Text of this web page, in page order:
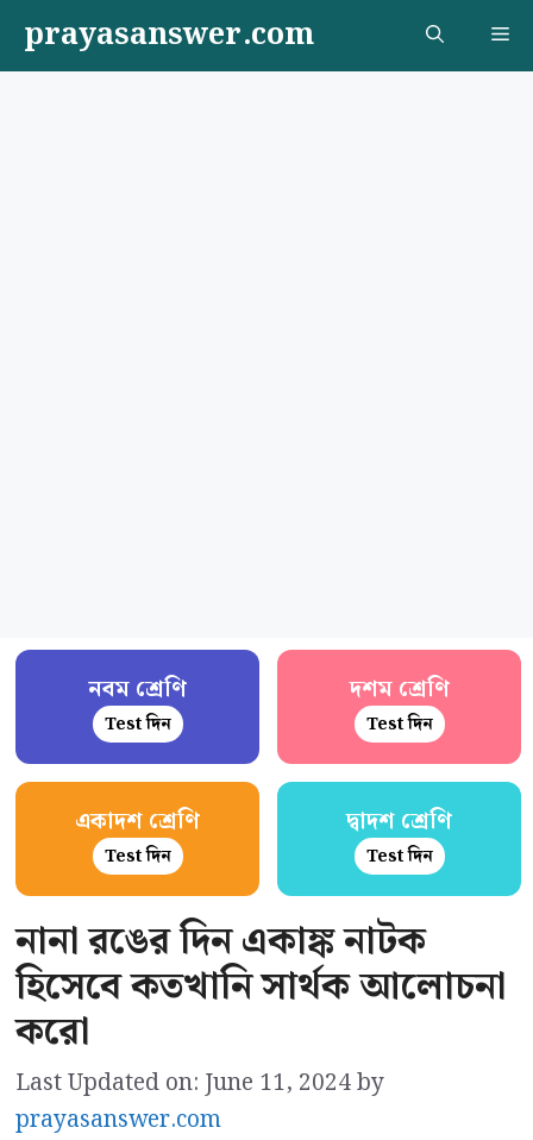
content
prayasanswer.com
নবম শ্রেণি
Test দিন
দশম শ্রেণি
Test দিন
একাদশ শ্রেণি
Test দিন
দ্বাদশ শ্রেণি
Test দিন
নানা রঙের দিন একাঙ্ক নাটক
হিসেবে কতখানি সার্থক আলোচনা
করো
Last Updated on: June 11, 2024by
prayasanswer.com